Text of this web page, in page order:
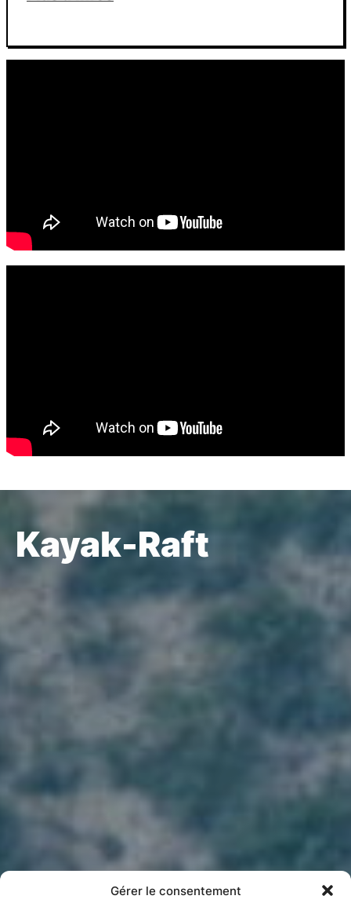
Gérer le consentement
Kayak-Raft